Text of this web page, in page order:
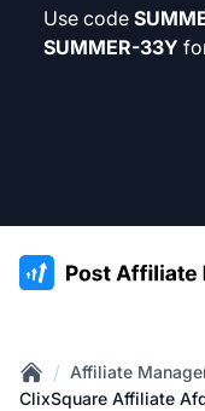
Use code
SUMMER-33Y
:site.title
Home
/ Affiliate
ClixSquare Affiliate